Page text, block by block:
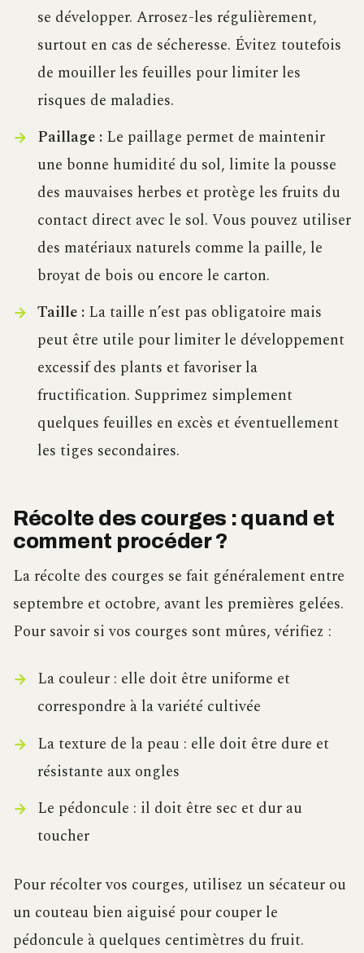
se développer. Arrosez-les régulièrement,
surtout en cas de sécheresse. Évitez toutefois
de mouiller les feuilles pour limiter les
risques de maladies.
Paillage :Le paillage permet de maintenir
une bonne humidité du sol, limite la pousse
des mauvaises herbes et protège les fruits du
contact direct avec le sol. Vous pouvez utiliser
des matériaux naturels comme la paille, le
broyat de bois ou encore le carton.
Taille :La taille n’est pas obligatoire mais
peut être utile pour limiter le développement
excessif des plants et favoriser la
fructification. Supprimez simplement
quelques feuilles en excès et éventuellement
les tiges secondaires.
Récolte des courges : quand et
comment procéder ?
La récolte des courges se fait généralement entre
septembre et octobre, avant les premières gelées.
Pour savoir si vos courges sont mûres, vérifiez :
La couleur : elle doit être uniforme et
correspondre à la variété cultivée
La texture de la peau : elle doit être dure et
résistante aux ongles
Le pédoncule : il doit être sec et dur au
toucher
Pour récolter vos courges, utilisez un sécateur ou
un couteau bien aiguisé pour couper le
pédoncule à quelques centimètres du fruit.